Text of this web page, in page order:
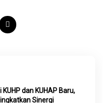
dan KUHAP Baru,
Sinergi